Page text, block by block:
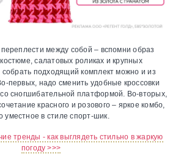
между собой – вспомни образ
салатовых роликах и крупных
собрать подходящий комплект можно и из
первых, надо сменить удобные кроссовки
сногшибательной платформой. Во-вторых,
красного и розового – яркое комбо,
в стиле спорт-шик.
тренды - как выглядеть стильно в жаркую
погоду >>>